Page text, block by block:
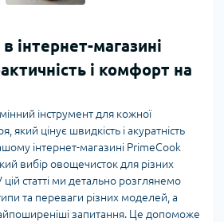
інтернет-магазині
і комфорт на
інструмент для кожної
який цінує швидкість і акуратність
інтернет-магазині PrimeCook
вибір овощечисток для різних
статті ми детально розглянемо
та переваги різних моделей, а
запитання. Це допоможе